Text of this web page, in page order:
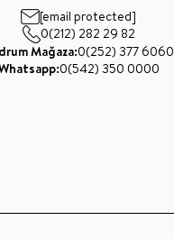
[email protected]
0(212) 282 29 82
Mağaza:0(252) 377 6060
0(542) 350 0000